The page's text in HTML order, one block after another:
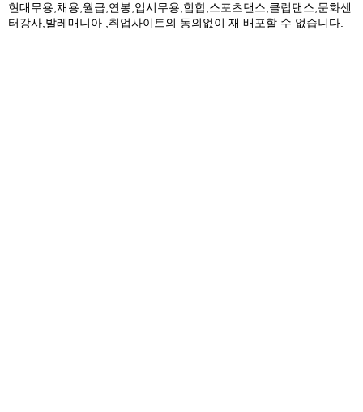
현대무용,채용,월급,연봉,입시무용,힙합,스포츠댄스,클럽댄스,문화센
터강사,발레매니아 ,취업사이트의 동의없이 재 배포할 수 없습니다.